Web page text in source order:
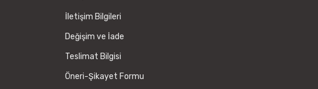
İletişim Bilgileri
Değişim ve İade
Teslimat Bilgisi
Öneri-Şikayet Formu